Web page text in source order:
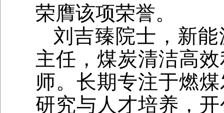
荣膺该项荣誉。
刘吉臻院士，新
主任，煤炭清洁高
师。长期专注于燃
研究与人才培养，